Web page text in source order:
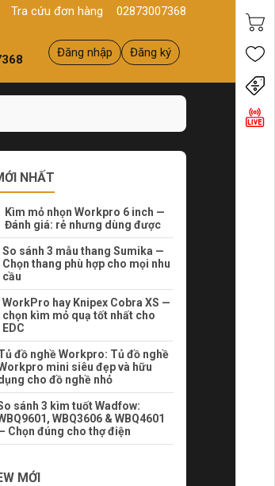
phẩmChính hãng - Chất lượng Yên tâm mua hàng
Tra cứu đơn hàng 02873007368
Đăng nhập Đăng ký
NHẤT
Kìm mỏ nhọn Workpro 6 inch —
Đánh giá: rẻ nhưng dùng được
So sánh 3 mẫu thang Sumika —
Chọn thang phù hợp cho mọi nhu
cầu
WorkPro hay Knipex Cobra XS —
chọn kìm mỏ quạ tốt nhất cho
EDC
đồ nghề Workpro: Tủ đồ nghề
mini siêu đẹp và hữu
cho đồ nghề nhỏ
sánh 3 kìm tuốt Wadfow:
WBQ3606 & WBQ4601
Chọn đúng cho thợ điện
MỚI